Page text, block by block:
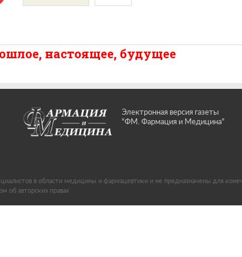
настоящее, будущее
Электронная версия газеты
"ФМ. Фармация и Медицина"
в области медицины и фармацевтики и не предназначены для
об авторских правах